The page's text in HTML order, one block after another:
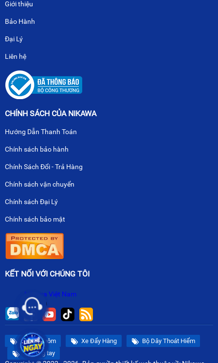
Giới thiệu
Bảo Hành
Đại Lý
Liên hệ
CHÍNH SÁCH CỦA NIKAWA
Hướng Dẫn Thanh Toán
Chính sách bảo hành
Chính Sách Đổi - Trả Hàng
Chính sách vận chuyển
Chính sách Đại Lý
Chính sách bảo mật
KẾT NỐI VỚI CHÚNG TÔI
Nikawa Việt Nam
Thang Nhôm Xe Đẩy Hàng
Bộ Dây Thoát Hiểm
Xe nâng tay